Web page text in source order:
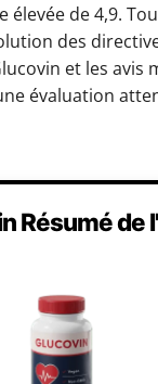
élevée de 4,9.
des
et les avis
évaluation
Résumé de